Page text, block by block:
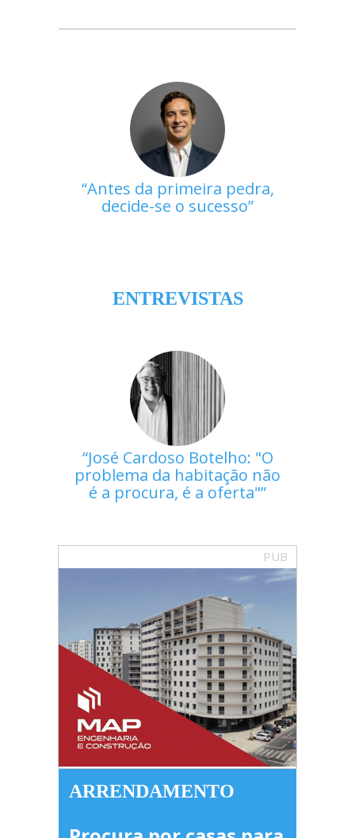
Antes da primeira pedra,
decide-se o sucesso
ENTREVISTAS
José Cardoso Botelho: "O
problema da habitação não
é a procura, é a oferta"
PUB
ARRENDAMENTO